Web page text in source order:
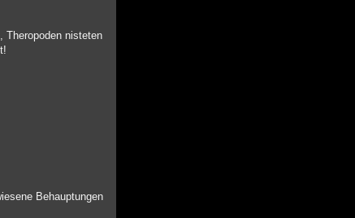
Theropoden nisteten
Behauptungen